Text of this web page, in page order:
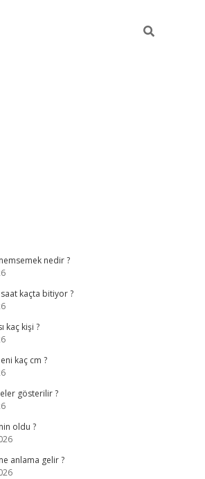
nedir ?
saat kaçta bitiyor ?
kaç kişi ?
kaç cm ?
gösterilir ?
oldu ?
anlama gelir ?